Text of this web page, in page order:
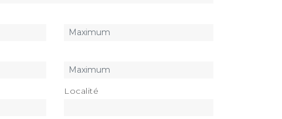
Localité